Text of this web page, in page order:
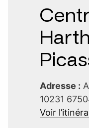
Adresse :
10231
Voir